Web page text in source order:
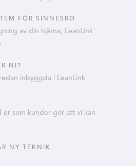
FÖR SINNESRO
av din hjärna, LeanLink
NI?
inbyggda i LeanLink
er som kunder gör att vi kan
NY TEKNIK